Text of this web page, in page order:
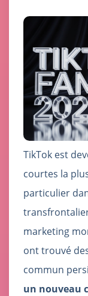
TikTok est
courtes la
particulier
marketing
ont trouvé
commun
un nouveau